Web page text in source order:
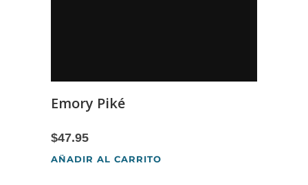
Emory Piké
$47.95
AÑADIR AL CARRITO